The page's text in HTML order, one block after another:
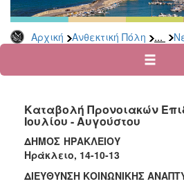
Αρχική Ανθεκτική Πόλη ...
Νέα
Ανακοινώσεις
για
Οικονομική
Αδυναμία
&
Φυσικές
Καταστροφές
Καταβολή Προνοιακών
Ιουλίου - Αυγούστου
ΔΗΜΟΣ
Ηράκλειο, 14-10-13
ΔΙΕΥΘΥΝΣΗ ΚΟΙΝΩΝΙΚΗΣ